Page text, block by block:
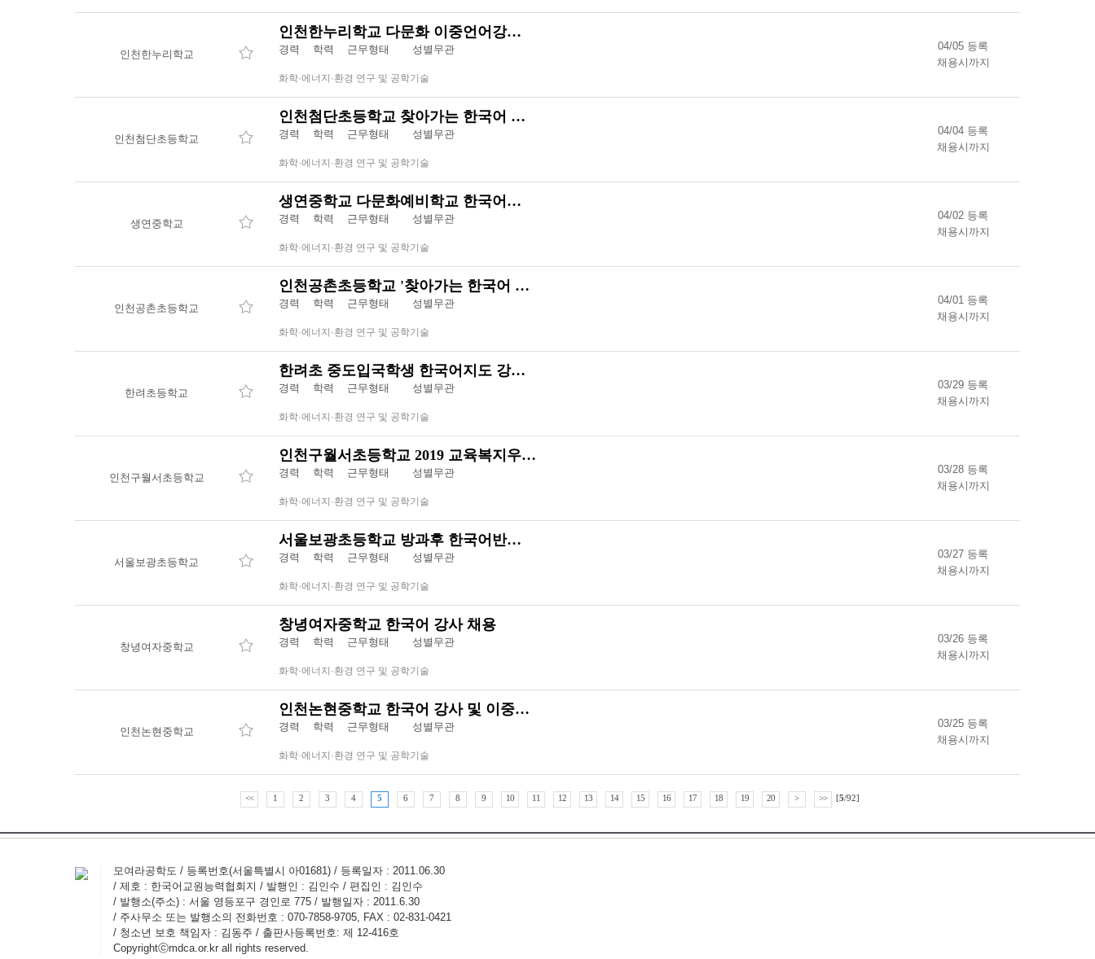
인천한누리학교
인천한누리학교 다문화 이중언어강…
경력 학력 근무형태 성별무관
화학·에너지·환경 연구 및 공학기술
04/05 등록
채용시까지
인천첨단초등학교
인천첨단초등학교 찾아가는 한국어 …
경력 학력 근무형태 성별무관
화학·에너지·환경 연구 및 공학기술
04/04 등록
채용시까지
생연중학교
생연중학교 다문화예비학교 한국어…
경력 학력 근무형태 성별무관
화학·에너지·환경 연구 및 공학기술
04/02 등록
채용시까지
인천공촌초등학교
인천공촌초등학교 '찾아가는 한국어 …
경력 학력 근무형태 성별무관
화학·에너지·환경 연구 및 공학기술
04/01 등록
채용시까지
한려초등학교
한려초 중도입국학생 한국어지도 강…
경력 학력 근무형태 성별무관
화학·에너지·환경 연구 및 공학기술
03/29 등록
채용시까지
인천구월서초등학교
인천구월서초등학교 2019 교육복지우…
경력 학력 근무형태 성별무관
화학·에너지·환경 연구 및 공학기술
03/28 등록
채용시까지
서울보광초등학교
서울보광초등학교 방과후 한국어반…
경력 학력 근무형태 성별무관
화학·에너지·환경 연구 및 공학기술
03/27 등록
채용시까지
창녕여자중학교
창녕여자중학교 한국어 강사 채용
경력 학력 근무형태 성별무관
화학·에너지·환경 연구 및 공학기술
03/26 등록
채용시까지
인천논현중학교
인천논현중학교 한국어 강사 및 이중…
경력 학력 근무형태 성별무관
화학·에너지·환경 연구 및 공학기술
03/25 등록
채용시까지
<< 1 2 3 4 5 6 7 8 9 10 11 12 13 14 15 16 17 18 19 20 > >> [5/92]
모여라공학도 / 등록번호(서울특별시 아01681) / 등록일자 : 2011.06.30
/ 제호 : 한국어교원능력협회지 / 발행인 : 김인수 / 편집인 : 김인수
/ 발행소(주소) : 서울 영등포구 경인로 775 / 발행일자 : 2011.6.30
/ 주사무소 또는 발행소의 전화번호 : 070-7858-9705, FAX : 02-831-0421
/ 청소년 보호 책임자 : 김동주 / 출판사등록번호: 제 12-416호
Copyrightⓒmdca.or.kr all rights reserved.